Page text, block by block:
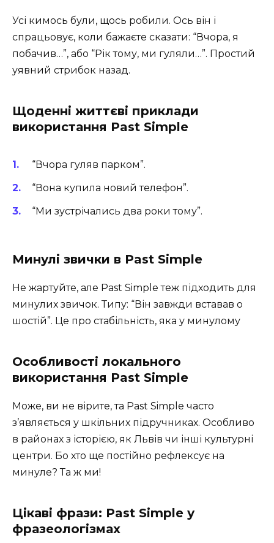
Усі кимось були, щось робили. Ось він і
спрацьовує, коли бажаєте сказати: “Вчора, я
побачив…”, або “Рік тому, ми гуляли…”. Простий
уявний стрибок назад.
Щоденні життєві приклади
використання Past Simple
“Вчора гуляв парком”.
“Вона купила новий телефон”.
“Ми зустрічались два роки тому”.
Минулі звички в Past Simple
Не жартуйте, але Past Simple теж підходить для
минулих звичок. Типу: “Він завжди вставав о
шостій”. Це про стабільність, яка у минулому
Особливості локального
використання Past Simple
Може, ви не вірите, та Past Simple часто
з’являється у шкільних підручниках. Особливо
в районах з історією, як Львів чи інші культурні
центри. Бо хто ще постійно рефлексує на
минуле? Та ж ми!
Цікаві фрази: Past Simple у
фразеологізмах